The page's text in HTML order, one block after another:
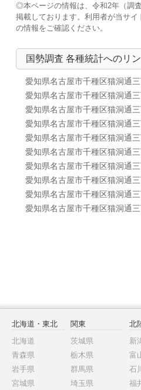
◎本ページの情報は、令和2年（調
掲載しております。利用者が当サ
の情報をご確認ください。
国勢調査 各種統計へのリ
愛知県名古屋市千種区猫洞通
愛知県名古屋市千種区猫洞通
愛知県名古屋市千種区猫洞通
愛知県名古屋市千種区猫洞通
愛知県名古屋市千種区猫洞通
愛知県名古屋市千種区猫洞通
愛知県名古屋市千種区猫洞通
愛知県名古屋市千種区猫洞通
愛知県名古屋市千種区猫洞通
愛知県名古屋市千種区猫洞通
北海道・東北
北海道
青森県
岩手県
宮城県
関東
茨城県
栃木県
群馬県
埼玉県
北
新
富
石
福